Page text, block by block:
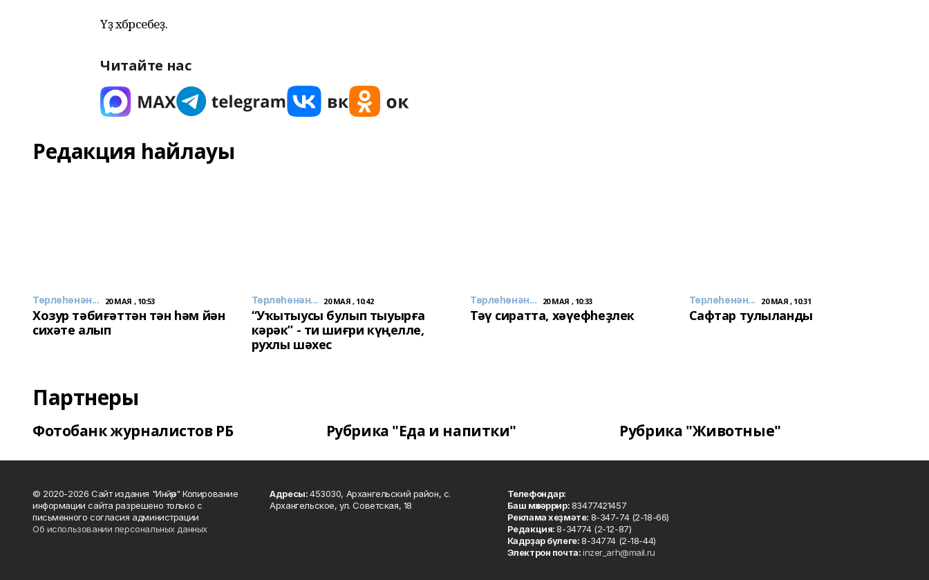
Үҙ хәбәрсебеҙ.
Читайте нас
Редакция һайлауы
Төрлөһөнән... 20 МАЯ , 10:53
Хозур тәбиғәттән тән һәм йән
сихәте алып
Төрлөһөнән... 20 МАЯ , 10:42
“Уҡытыусы булып тыуырға
кәрәк” - ти шиғри күңелле,
рухлы шәхес
Төрлөһөнән... 20 МАЯ , 10:33
Тәү сиратта, хәүефһеҙлек
Төрлөһөнән... 20 МАЯ , 10:31
Сафтар тулыланды
Партнеры
Фотобанк журналистов РБ Рубрика "Еда и напитки" Рубрика "Животные"
© 2020-2026 Сайт издания "Инйәр" Копирование
информации сайта разрешено только с
письменного согласия администрации
Об использовании персональных данных
Адресы:453030, Архангельский район, с.
Архангельское, ул. Советская, 18
Телефондар:
Баш мөхәррир:83477421457
Реклама хеҙмәте: 8-347-74 (2-18-66)
Редакция:8-34774 (2-12-87)
Кадрҙар бүлеге:8-34774 (2-18-44)
Электрон почта:inzer_arh@mail.ru